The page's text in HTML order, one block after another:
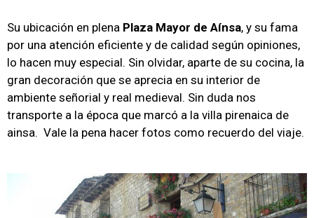
Su ubicación en plena Plaza Mayor de Aínsa, y su fama
por una atención eficiente y de calidad según opiniones,
lo hacen muy especial. Sin olvidar, aparte de su cocina, la
gran decoración que se aprecia en su interior de
ambiente señorial y real medieval. Sin duda nos
transporte a la época que marcó a la villa pirenaica de
ainsa. Vale la pena hacer fotos como recuerdo del viaje.